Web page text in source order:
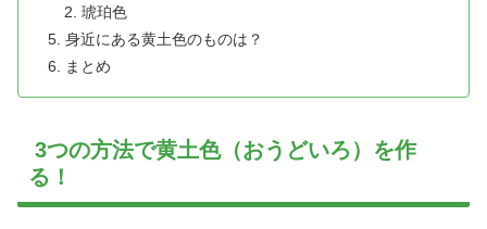
琥珀色
身近にある黄土色のものは？
まとめ
3つの方法で黄土色（おうどいろ）を作
る！